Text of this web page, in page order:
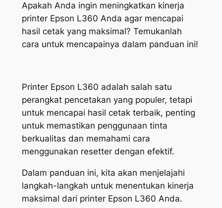
Apakah Anda ingin meningkatkan kinerja
printer Epson L360 Anda agar mencapai
hasil cetak yang maksimal? Temukanlah
cara untuk mencapainya dalam panduan ini!
Printer Epson L360 adalah salah satu
perangkat pencetakan yang populer, tetapi
untuk mencapai hasil cetak terbaik, penting
untuk memastikan penggunaan tinta
berkualitas dan memahami cara
menggunakan resetter dengan efektif.
Dalam panduan ini, kita akan menjelajahi
langkah-langkah untuk menentukan kinerja
maksimal dari printer Epson L360 Anda.